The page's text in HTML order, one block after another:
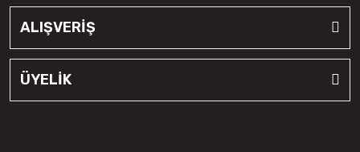
ALIŞVERİŞ
ÜYELİK